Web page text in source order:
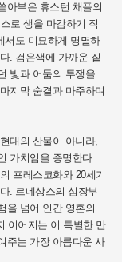
아부은 휴스턴 채플의
로 생을 마감하기 직
서도 미묘하게 명멸하
. 검은색에 가까운 짙
빛과 어둠의 투쟁을
지막 숨결과 마주하며
대의 산물이 아니라,
가치임을 증명한다.
프레스코화와 20세기
. 르네상스의 심장부
을 넘어 인간 영혼의
이어지는 이 특별한 만
주는 가장 아름다운 사